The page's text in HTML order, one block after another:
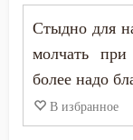
Унижение
Уныние
Утешение
Стыдно для
молчать
более надо
В избранное